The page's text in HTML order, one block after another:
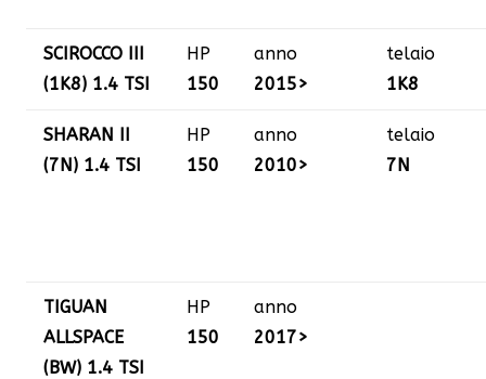
SCIROCCO III
(1K8) 1.4 TSI
HP
150
anno
2015>
telaio
1K8
SHARAN II
(7N) 1.4 TSI
HP
150
anno
2010>
telaio
7N
TIGUAN
ALLSPACE
(BW) 1.4 TSI
HP
150
anno
2017>